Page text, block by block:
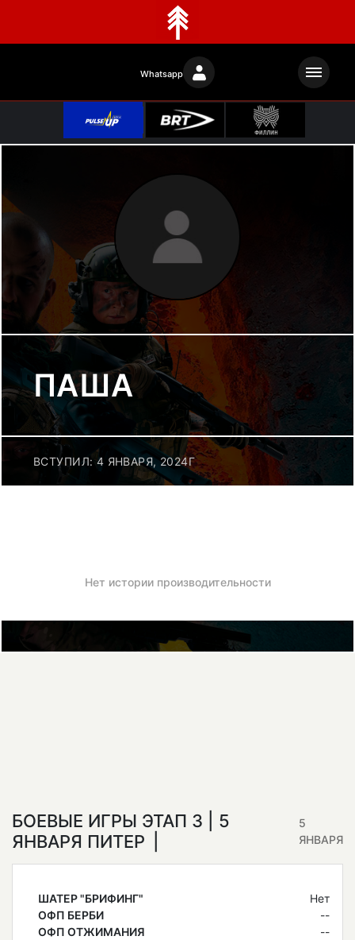
Whatsapp
ПАША
ВСТУПИЛ: 4 ЯНВАРЯ, 2024Г
Нет истории производительности
БОЕВЫЕ ИГРЫ ЭТАП 3 | 5
ЯНВАРЯ ПИТЕР
5
ЯНВАРЯ
ШАТЕР "БРИФИНГ"
Нет
ОФП БЕРБИ
--
ОФП ОТЖИМАНИЯ
--